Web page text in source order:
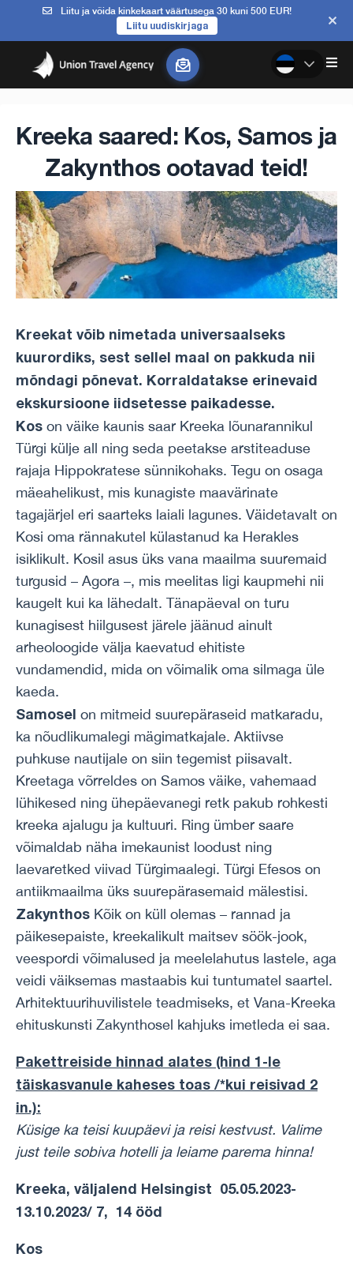
Liitu ja võida kinkekaart väärtusega 30 kuni 500 EUR!
Liitu uudiskirjaga
Kreeka saared: Kos, Samos ja
Zakynthos ootavad teid!
Kreekat võib nimetada universaalseks
kuurordiks, sest sellel maal on pakkuda nii
mõndagi põnevat. Korraldatakse erinevaid
ekskursioone iidsetesse paikadesse.
Kos on väike kaunis saar Kreeka lõunarannikul
Türgi külje all ning seda peetakse arstiteaduse
rajaja Hippokratese sünnikohaks. Tegu on osaga
mäeahelikust, mis kunagiste maavärinate
tagajärjel eri saarteks laiali lagunes. Väidetavalt on
Kosi oma rännakutel külastanud ka Herakles
isiklikult. Kosil asus üks vana maailma suuremaid
turgusid – Agora –, mis meelitas ligi kaupmehi nii
kaugelt kui ka lähedalt. Tänapäeval on turu
kunagisest hiilgusest järele jäänud ainult
arheoloogide välja kaevatud ehitiste
vundamendid, mida on võimalik oma silmaga üle
kaeda.
Samosel on mitmeid suurepäraseid matkaradu,
ka nõudlikumalegi mägimatkajale. Aktiivse
puhkuse nautijale on siin tegemist piisavalt.
Kreetaga võrreldes on Samos väike, vahemaad
lühikesed ning ühepäevanegi retk pakub rohkesti
kreeka ajalugu ja kultuuri. Ring ümber saare
võimaldab näha imekaunist loodust ning
laevaretked viivad Türgimaalegi. Türgi Efesos on
antiikmaailma üks suurepärasemaid mälestisi.
Zakynthos Kõik on küll olemas – rannad ja
päikesepaiste, kreekalikult maitsev söök-jook,
veespordi võimalused ja meelelahutus lastele, aga
veidi väiksemas mastaabis kui tuntumatel saartel.
Arhitektuurihuvilistele teadmiseks, et Vana-Kreeka
ehituskunsti Zakynthosel kahjuks imetleda ei saa.
Pakettreiside hinnad alates (hind 1-le
täiskasvanule kaheses toas /*kui reisivad 2
in.):
Küsige ka teisi kuupäevi ja reisi kestvust. Valime
just teile sobiva hotelli ja leiame parema hinna!
Kreeka, väljalend Helsingist 05.05.2023-
13.10.2023/ 7, 14 ööd
Kos